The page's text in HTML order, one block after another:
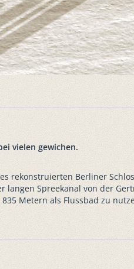
vielen gewichen.
rekonstruierten Berliner
langen Spreekanal von der
Metern als Flussbad zu